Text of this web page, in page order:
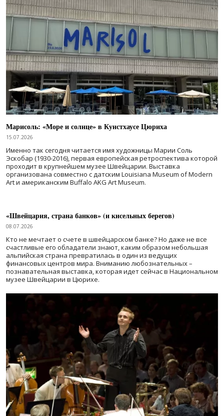
Марисоль: «Море и солнце» в Кунстхаусе Цюриха
15.07.2026
Именно так сегодня читается имя художницы Марии Соль
Эскобар (1930-2016), первая европейская ретроспектива которой
проходит в крупнейшем музее Швейцарии. Выставка
организована совместно с датским Louisiana Museum of Modern
Art и американским Buffalo AKG Art Museum.
«Швейцария, страна банков» (и кисельных берегов)
08.07.2026
Кто не мечтает о счете в швейцарском банке? Но даже не все
счастливые его обладатели знают, каким образом небольшая
альпийская страна превратилась в один из ведущих
финансовых центров мира. Вниманию любознательных –
познавательная выставка, которая идет сейчас в Национальном
музее Швейцарии в Цюрихе.